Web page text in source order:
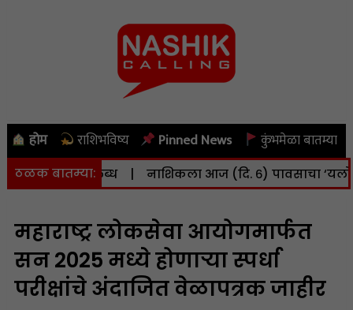
होम राशिभविष्य Pinned News कुंभमेळा बातम्या
ठळक बातम्या:
उपलब्ध | नाशिकला आज (दि. ६) पावसाचा ‘यलो
महाराष्ट्र लोकसेवा आयोगमार्फत
सन 2025 मध्ये होणाऱ्या स्पर्धा
परीक्षांचे अंदाजित वेळापत्रक जाहीर